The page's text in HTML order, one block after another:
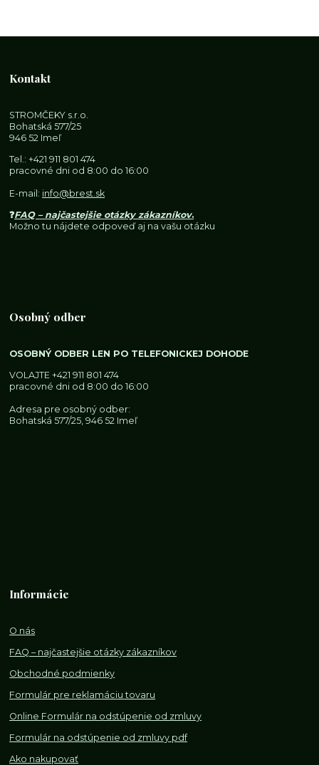
Kontakt
STROMČEKY s.r.o.
Bohatská 577/25
946 52 Imeľ
Tel.:+421 911 801 474
pracovné dni od 8:00 do 16:00
E-mail: info@brest.sk
❓FAQ – najčastejšie otázky zákazníkov.
Možno tu nájdete odpoveď aj na vašu otázku
Osobný odber
OSOBNÝ ODBER LEN PO TELEFONICKEJ DOHODE
VOLAJTE+421 911 801 474
pracovné dni od 8:00 do 16:00
Adresa pre osobný odber:
Bohatská 577/25, 946 52 Imeľ
Informácie
O nás
FAQ – najčastejšie otázky zákazníkov
Obchodné podmienky
Formulár pre reklamáciu tovaru
Online Formulár na odstúpenie od zmluvy
Formulár na odstúpenie od zmluvy pdf
Ako nakupovať